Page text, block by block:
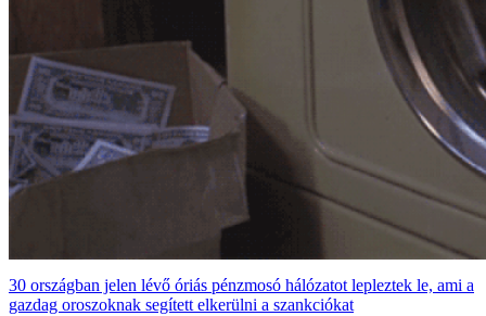
30 országban jelen lévő óriás pénzmosó hálózatot lepleztek le, ami a
gazdag oroszoknak segített elkerülni a szankciókat